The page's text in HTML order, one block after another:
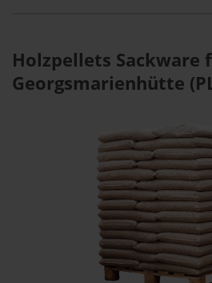
Holzpellets Sackware
Georgsmarienhütte